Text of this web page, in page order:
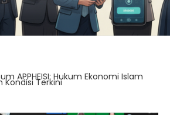
APPHEISI: Hukum Ekonomi Islam
Kondisi Terkini